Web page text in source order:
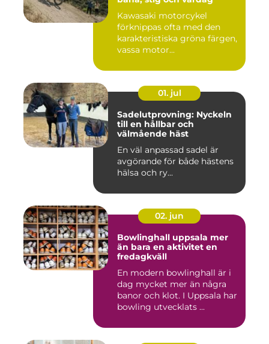
Kawasaki motorcykel
förknippas ofta med den
karakteristiska gröna färgen,
vassa motor...
01. jul
Sadelutprovning: Nyckeln
till en hållbar och
välmående häst
En väl anpassad sadel är
avgörande för både hästens
hälsa och ry...
02. jun
Bowlinghall uppsala mer
än bara en aktivitet en
fredagkväll
En modern bowlinghall är i
dag mycket mer än några
banor och klot. I Uppsala har
bowling utvecklats ...